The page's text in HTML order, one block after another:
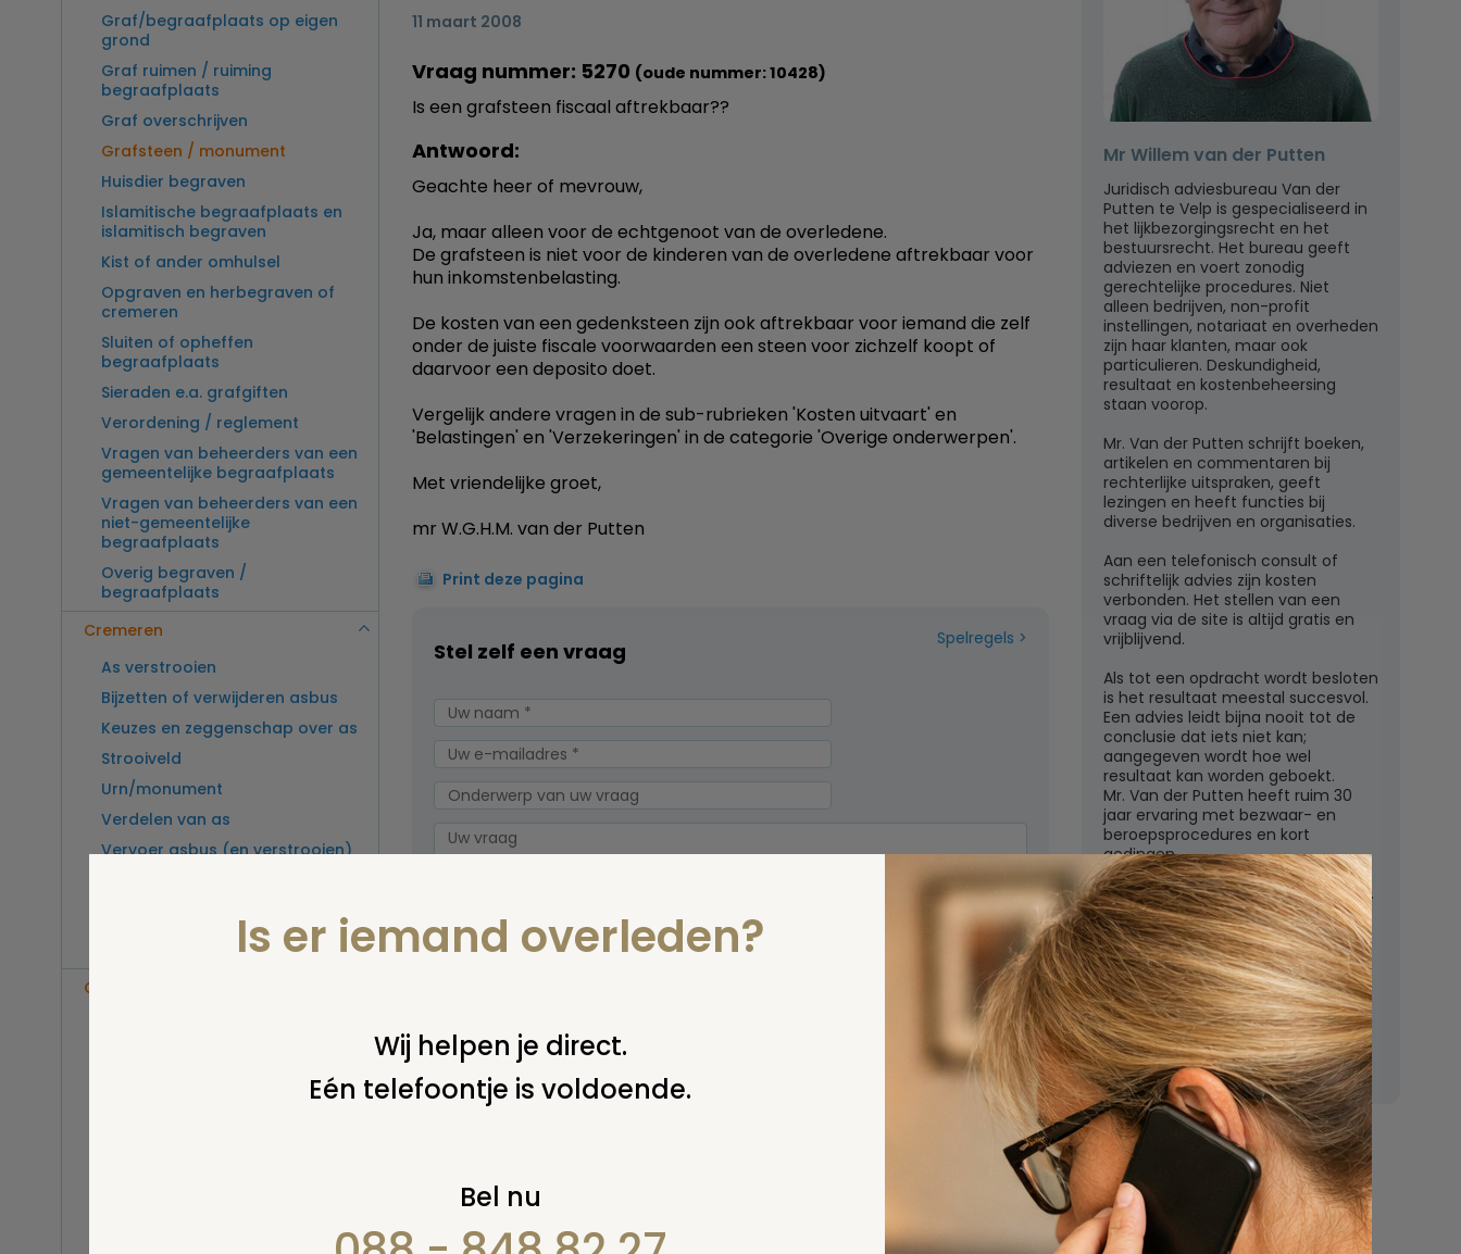
Graf/begraafplaats op eigen
grond
Graf ruimen / ruiming
begraafplaats
Graf overschrijven
Grafsteen / monument
Huisdier begraven
Islamitische begraafplaats en
islamitisch begraven
Kist of ander omhulsel
Opgraven en herbegraven of
cremeren
Sluiten of opheffen
begraafplaats
Sieraden e.a. grafgiften
Verordening / reglement
Vragen van beheerders van een
gemeentelijke begraafplaats
Vragen van beheerders van een
niet-gemeentelijke
begraafplaats
Overig begraven /
begraafplaats
Cremeren
As verstrooien
Bijzetten of verwijderen asbus
Keuzes en zeggenschap over as
Strooiveld
Urn/monument
Verdelen van as
Vervoer asbus (en verstrooien)
Overige
11 maart 2008
Vraag nummer: 5270 (oude nummer: 10428)
Is een grafsteen fiscaal aftrekbaar??
Antwoord:
Geachte heer of mevrouw,
Ja, maar alleen voor de echtgenoot van de overledene.
De grafsteen is niet voor de kinderen van de overledene aftrekbaar voor
hun inkomstenbelasting.
De kosten van een gedenksteen zijn ook aftrekbaar voor iemand die zelf
onder de juiste fiscale voorwaarden een steen voor zichzelf koopt of
daarvoor een deposito doet.
Vergelijk andere vragen in de sub-rubrieken 'Kosten uitvaart' en
'Belastingen' en 'Verzekeringen' in de categorie 'Overige onderwerpen'.
Met vriendelijke groet,
mr W.G.H.M. van der Putten
Print deze pagina
Spelregels
Stel zelf een vraag
Verzenden
Mr Willem van der Putten
Juridisch adviesbureau Van der
Putten te Velp is gespecialiseerd in
het lijkbezorgingsrecht en het
bestuursrecht. Het bureau geeft
adviezen en voert zonodig
gerechtelijke procedures. Niet
alleen bedrijven, non-profit
instellingen, notariaat en overheden
zijn haar klanten, maar ook
particulieren. Deskundigheid,
resultaat en kostenbeheersing
staan voorop.
Mr. Van der Putten schrijft boeken,
artikelen en commentaren bij
rechterlijke uitspraken, geeft
lezingen en heeft functies bij
diverse bedrijven en organisaties.
Aan een telefonisch consult of
schriftelijk advies zijn kosten
verbonden. Het stellen van een
vraag via de site is altijd gratis en
vrijblijvend.
Als tot een opdracht wordt besloten
is het resultaat meestal succesvol.
Een advies leidt bijna nooit tot de
conclusie dat iets niet kan;
aangegeven wordt hoe wel
resultaat kan worden geboekt.
Mr. Van der Putten heeft ruim 30
jaar ervaring met bezwaar- en
beroepsprocedures en kort
gedingen.
Juridisch adviesbureau mr. W.G.H.M.
van der Putten c.s.
Zutphensestraatweg 7
6881 WN Velp (Gld)
E-mail:
mr.vanderputten@gmail.com
Nu
een uitvaart
Is er iemand overleden?
Wij helpen je direct.
Eén telefoontje is voldoende.
Bel nu